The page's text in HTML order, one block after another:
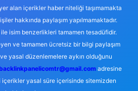
alan içerikler haber niteliği taşımamakta
hakkında paylaşım yapılmamaktadır.
isim benzerlikleri tamamen tesadüfidir.
ve tamamen ücretsiz bir bilgi paylaşım
yasal düzenlemelere aykırı olduğunu
adresine
yasal süre içerisinde sitemizden